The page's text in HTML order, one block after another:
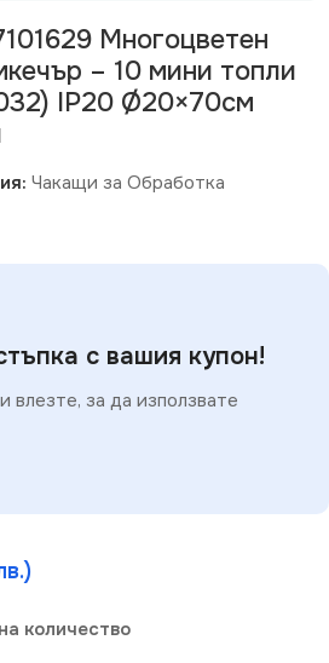
Многоцветен
– 10 мини топли
IP20 Ø20×70см
Чакащи за Обработка
с вашия купон!
влезте, за да използвате
количество